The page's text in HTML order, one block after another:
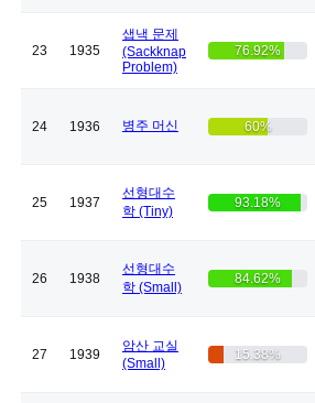
23 1935
샙낵 문제
(Sackknap
Problem)
76.92%
24 1936 병주 머신 60%
25 1937
선형대수
학 (Tiny)
93.18%
26 1938
선형대수
학 (Small)
84.62%
27 1939
암산 교실
(Small)
15.38%